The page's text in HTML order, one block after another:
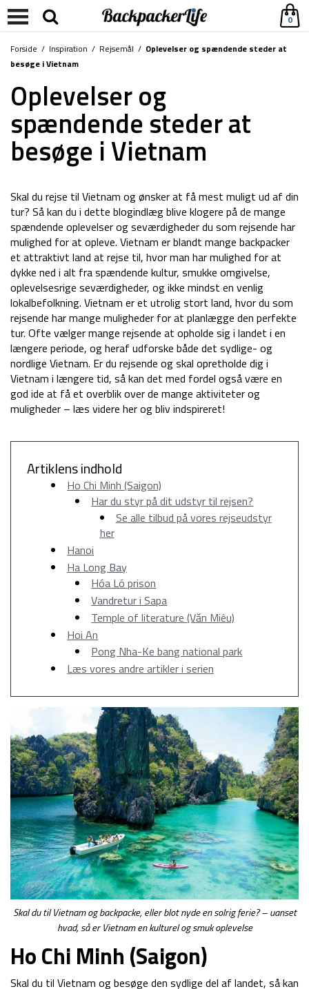
0
Forside / Inspiration / Rejsemål / Oplevelser og spændende steder at
besøge i Vietnam
Oplevelser og
spændende steder at
besøge i Vietnam
Skal du rejse til Vietnam og ønsker at få mest muligt ud af din
tur? Så kan du i dette blogindlæg blive klogere på de mange
spændende oplevelser og seværdigheder du som rejsende har
mulighed for at opleve. Vietnam er blandt mange backpacker
et attraktivt land at rejse til, hvor man har mulighed for at
dykke ned i alt fra spændende kultur, smukke omgivelse,
oplevelsesrige seværdigheder, og ikke mindst en venlig
lokalbefolkning. Vietnam er et utrolig stort land, hvor du som
rejsende har mange muligheder for at planlægge den perfekte
tur. Ofte vælger mange rejsende at opholde sig i landet i en
længere periode, og heraf udforske både det sydlige- og
nordlige Vietnam. Er du rejsende og skal opretholde dig i
Vietnam i længere tid, så kan det med fordel også være en
god ide at få et overblik over de mange aktiviteter og
muligheder – læs videre her og bliv indspireret!
Artiklens indhold
Ho Chi Minh (Saigon)
Har du styr på dit udstyr til rejsen?
Se alle tilbud på vores rejseudstyr
her
Hanoi
Ha Long Bay
Hóa Ló prison
Vandretur i Sapa
Temple of literature (Văn Miêu)
Hoi An
Pong Nha-Ke bang national park
Læs vores andre artikler i serien
Skal du til Vietnam og backpacke, eller blot nyde en solrig ferie? – uanset
hvad, så er Vietnam en kulturel og smuk oplevelse
Ho Chi Minh (Saigon)
Skal du til Vietnam og besøge den sydlige del af landet, så kan